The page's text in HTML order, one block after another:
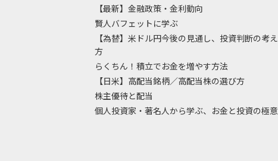
【最新】金融政策・金利動向
賢人バフェットに学ぶ
【為替】米ドル円今後の見通し、投資判断の考え
方
らくちん！積立でお金を増やす方法
【日米】高配当銘柄／高配当株の選び方
株主優待と配当
個人投資家・著名人から学ぶ、お金と投資の極意